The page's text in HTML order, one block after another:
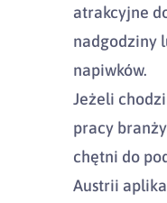
atrakcyjne
nadgodziny
napiwków.
Jeżeli
pracy
chętni do
Austrii